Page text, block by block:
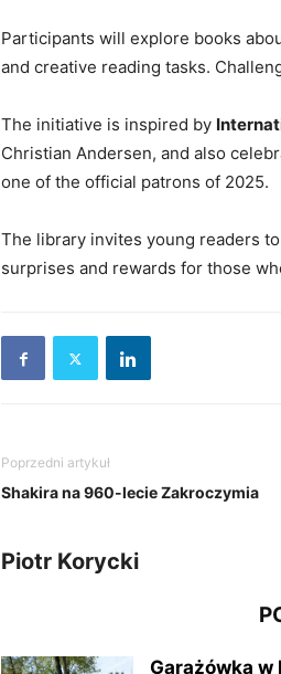
Participants will explore books
and creative reading tasks.
The initiative is inspired by
Christian Andersen, and also
one of the official patrons of 2025.
The library invites young readers
surprises and rewards for those
Poprzedni artykuł
Shakira na 960-lecie Zakroczymia
Piotr Korycki
Garażówka w